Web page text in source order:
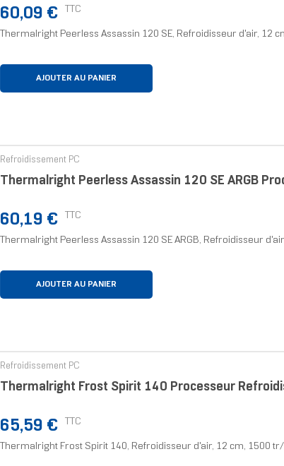
Prix
60,09 € TTC
Thermalright Peerless Assassin 120 SE, Refroidisseur d'air, 12
AJOUTER AU PANIER
Refroidissement PC
Thermalright Peerless Assassin 120 SE ARGB
Prix
60,19 € TTC
Thermalright Peerless Assassin 120 SE ARGB, Refroidisseur
AJOUTER AU PANIER
Refroidissement PC
Thermalright Frost Spirit 140 Processeur
Prix
65,59 € TTC
Thermalright Frost Spirit 140, Refroidisseur d'air, 12 cm, 1500